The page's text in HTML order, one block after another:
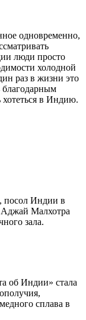
одновременно,
люди просто
холодной
раз в жизни это
благодарным
хотеться в Индию.
посол Индии в
Аджай Малхотра
зала.
об Индии» стала
сплава в